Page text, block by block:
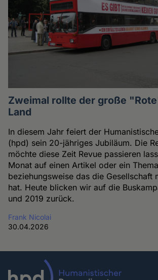
Zweimal rollte der große
Land
In diesem Jahr feiert der
(hpd) sein 20-jähriges Jubiläum. Die
möchte diese Zeit Revue passieren
Monat auf einen Artikel oder ein
beziehungsweise das die Gesellschaft
hat. Heute blicken wir auf die
und 2019 zurück.
Frank Nicolai
30.04.2026